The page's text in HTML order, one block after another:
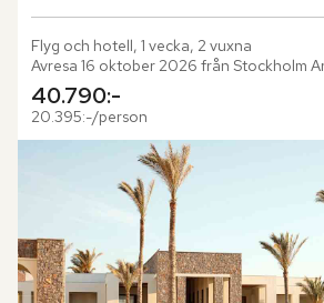
Flyg och hotell, 1 vecka, 2 vuxna
Avresa 16 oktober 2026 från Stockholm
40.790:-
20.395:-/person